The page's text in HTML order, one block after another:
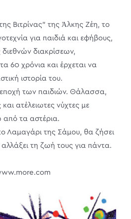
Βιτρίνας” της Ἀλκης Ζέη, το
για παιδιά και εφήβους,
διακρίσεων,
60 χρόνια και έρχεται να
ιστορία του.
εποχή των παιδιών. Θάλασσα,
και ατέλειωτες νύχτες με
από τα αστέρια.
Λαμαγάρι της Σάμου, θα ζήσει
αλλάξει τη ζωή τους για πάντα.